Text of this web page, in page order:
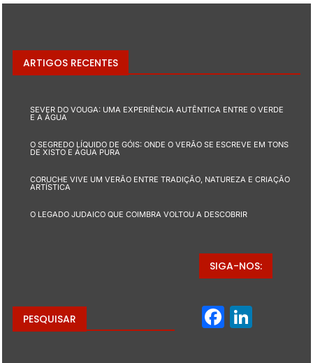
ARTIGOS RECENTES
SEVER DO VOUGA: UMA EXPERIÊNCIA AUTÊNTICA ENTRE O VERDE
E A ÁGUA
O SEGREDO LÍQUIDO DE GÓIS: ONDE O VERÃO SE ESCREVE EM TONS
DE XISTO E ÁGUA PURA
CORUCHE VIVE UM VERÃO ENTRE TRADIÇÃO, NATUREZA E CRIAÇÃO
ARTÍSTICA
O LEGADO JUDAICO QUE COIMBRA VOLTOU A DESCOBRIR
PESQUISAR
SIGA-NOS: